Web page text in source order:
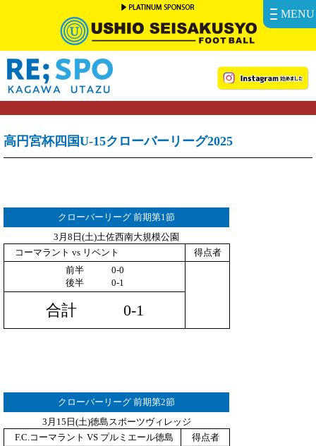
高円宮杯四国U-15クローバーリーグ2025
クローバーリーグ 前期第1節
3月8日(土)土佐西南大規模公園
コーマラント vs リベント
得点者
前半 0-0
後半 0-1
合計 0-1
クローバーリーグ 前期第2節
3月15日(土)徳島スポーツヴィレッジ
F.C.コーマラント VS プルミエール徳島
得点者
MENU